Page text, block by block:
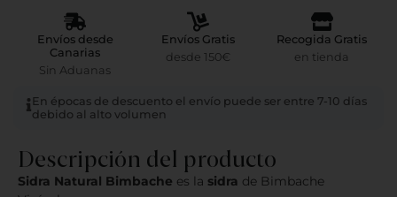
Envíos desde
Canarias
Sin Aduanas
Envíos Gratis
desde 150€
Recogida Gratis
en tienda
En épocas de descuento el envío puede ser entre 7-10 días
debido al alto volumen
Descripción del producto
Sidra Natural Bimbache es la sidra de Bimbache